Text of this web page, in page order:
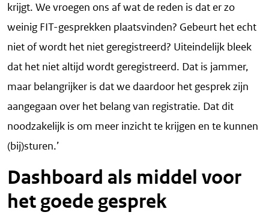
krijgt. We vroegen ons af wat de reden is dat er zo
weinig FIT-gesprekken plaatsvinden? Gebeurt het echt
niet of wordt het niet geregistreerd? Uiteindelijk bleek
dat het niet altijd wordt geregistreerd. Dat is jammer,
maar belangrijker is dat we daardoor het gesprek zijn
aangegaan over het belang van registratie. Dat dit
noodzakelijk is om meer inzicht te krijgen en te kunnen
(bij)sturen.’
Dashboard als middel voor
het goede gesprek